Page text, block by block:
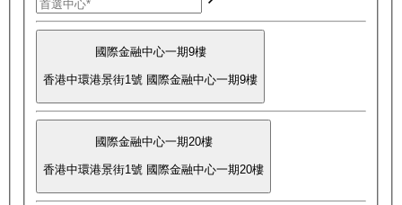
國際金融中心一期9樓
香港中環港景街1號 國際金融中心一期9樓
國際金融中心一期20樓
香港中環港景街1號 國際金融中心一期20樓